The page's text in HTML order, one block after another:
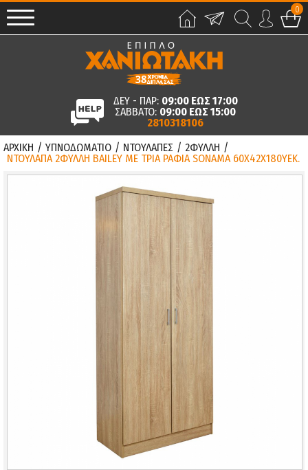
0
ΔΕΥ - ΠΑΡ: 09:00 ΕΩΣ 17:00
ΣΑΒΒΑΤΟ: 09:00 ΕΩΣ 15:00
2810318106
ΑΡΧΙΚΗ / ΥΠΝΟΔΩΜΑΤΙΟ / ΝΤΟΥΛΑΠΕΣ / 2ΦΥΛΛΗ /
ΝΤΟΥΛΑΠΑ 2ΦΥΛΛΗ BAILEY ΜΕ ΤΡΙΑ ΡΑΦΙΑ SONAMA 60Χ42Χ180ΥΕΚ.